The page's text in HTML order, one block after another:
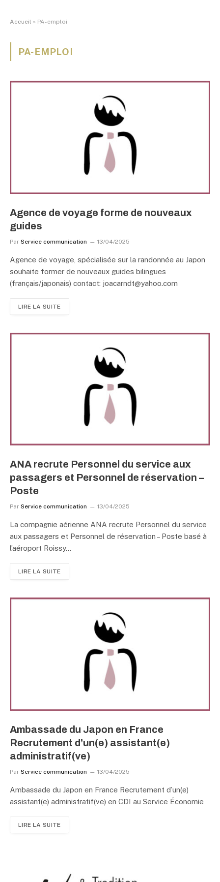
Accueil » PA-emploi
PA-EMPLOI
Agence de voyage forme de nouveaux
guides
Par Service communication 13/04/2025
Agence de voyage, spécialisée sur la randonnée au Japon
souhaite former de nouveaux guides bilingues
(français/japonais) contact: joacarndt@yahoo.com
LIRE LA SUITE
ANA recrute Personnel du service aux
passagers et Personnel de réservation –
Poste
Par Service communication 13/04/2025
La compagnie aérienne ANA recrute Personnel du service
aux passagers et Personnel de réservation – Poste basé à
l’aéroport Roissy…
LIRE LA SUITE
Ambassade du Japon en France
Recrutement d’un(e) assistant(e)
administratif(ve)
Par Service communication 13/04/2025
Ambassade du Japon en France Recrutement d’un(e)
assistant(e) administratif(ve) en CDI au Service Économie
LIRE LA SUITE